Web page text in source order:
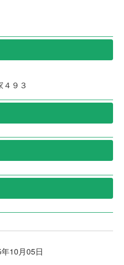
９３
10月05日